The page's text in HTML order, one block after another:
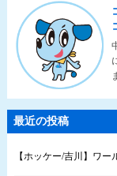
最近の投稿
【ホッケー/吉川】ワ